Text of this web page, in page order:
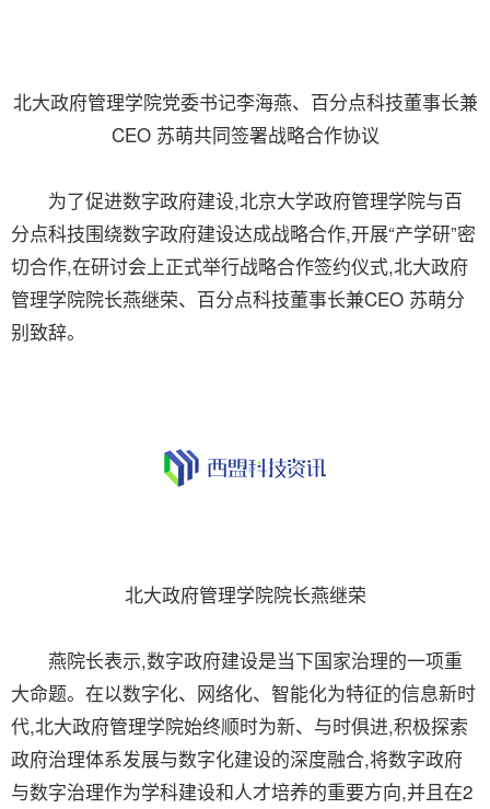
北大政府管理学院党委书记李海燕、百分点科技董事长兼
CEO 苏萌共同签署战略合作协议
为了促进数字政府建设,北京大学政府管理学院与百
分点科技围绕数字政府建设达成战略合作,开展“产学研”密
切合作,在研讨会上正式举行战略合作签约仪式,北大政府
管理学院院长燕继荣、百分点科技董事长兼CEO 苏萌分
别致辞。
北大政府管理学院院长燕继荣
燕院长表示,数字政府建设是当下国家治理的一项重
大命题。在以数字化、网络化、智能化为特征的信息新时
代,北大政府管理学院始终顺时为新、与时俱进,积极探索
政府治理体系发展与数字化建设的深度融合,将数字政府
与数字治理作为学科建设和人才培养的重要方向,并且在2